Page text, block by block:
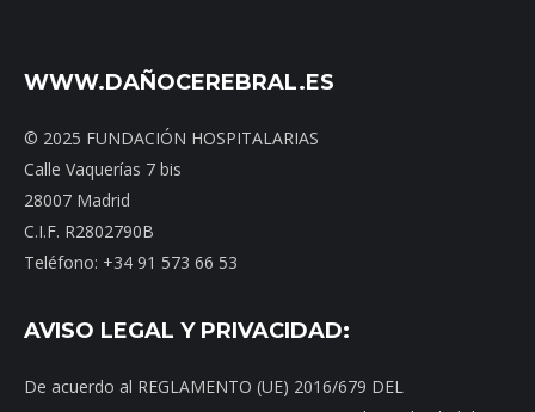
WWW.DAÑOCEREBRAL.ES
© 2025 FUNDACIÓN HOSPITALARIAS
Calle Vaquerías 7 bis
28007 Madrid
C.I.F. R2802790B
Teléfono: +34 91 573 66 53
AVISO LEGAL Y PRIVACIDAD:
De acuerdo al REGLAMENTO (UE) 2016/679 DEL